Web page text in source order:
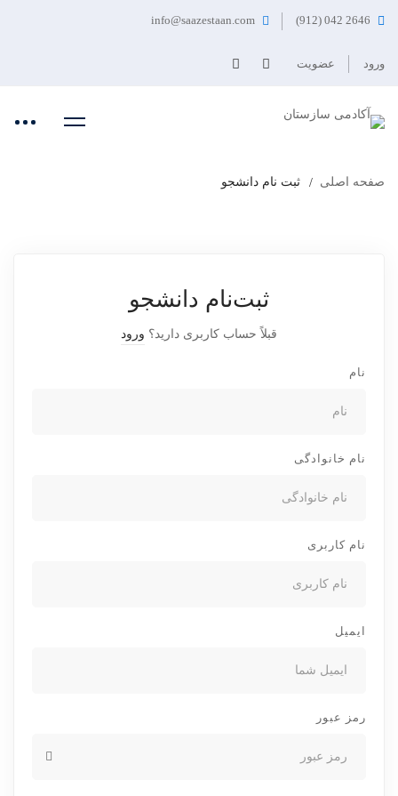
2646 042 (912)
info@saazestaan.com
ورود عضویت
صفحه اصلی ثبت نام دانشجو
ثبت‌نام دانشجو
قبلاً حساب کاربری دارید؟ ورود
نام
نام خانوادگی
نام کاربری
ایمیل
رمز عبور